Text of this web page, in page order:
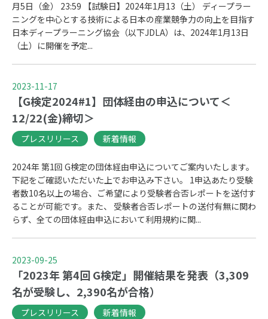
月5日（金） 23:59 【試験日】2024年1月13（土） ディープラー
ニングを中心とする技術による日本の産業競争力の向上を目指す
日本ディープラーニング協会（以下JDLA）は、2024年1月13日
（土）に開催を予定...
2023-11-17
【G検定2024#1】団体経由の申込について＜
12/22(金)締切＞
プレスリリース 新着情報
2024年 第1回 G検定の団体経由申込についてご案内いたします。
下記をご確認いただいた上でお申込み下さい。 1申込あたり受験
者数10名以上の場合、ご希望により受験者合否レポートを送付す
ることが可能です。また、 受験者合否レポートの送付有無に関わ
らず、全ての団体経由申込において利用規約に関...
2023-09-25
「2023年 第4回 G検定」開催結果を発表（3,309
名が受験し、2,390名が合格）
プレスリリース 新着情報